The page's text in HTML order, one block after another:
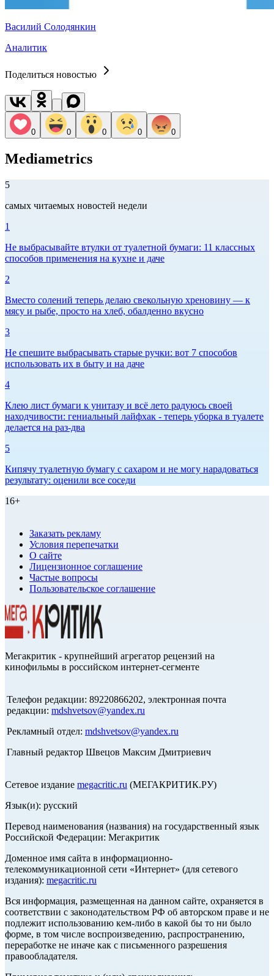
Василий Солодянкин
Аналитик
Поделиться новостью
0 0 0 0 0
Mediametrics
5
самых читаемых новостей недели
1
Не выбрасывайте втулки от туалетной бумаги: 11 классных
способов применения на кухне и даче
2
Вместо солений теперь делаю свекольную хреновину — к
мясу и рыбе, просто на хлеб, обалденно вкусно
3
Не спешите выбрасывать старые ручки: вот 7 способов
использовать их в быту и на даче
4
Клею лист бумаги к унитазу и всё лето радуюсь своей
находчивости: гениальный лайфхак - теперь уборка в туалете
делается на раз-два
5
Кипячу туалетную бумагу с сахаром и не могу нарадоваться
результату: оценили все соседи
16+
Заказать рекламу
Условия перепечатки
О сайте
Лицензионное соглашение
Частые вопросы
Пользовательское соглашение
Мегакритик - крупнейший агрегатор рецензий на
кинофильмы в российском интернет-сегменте
Телефон редакции: 89220866202, электронная почта
редакции: mdshvetsov@yandex.ru
Рекламный отдел: mdshvetsov@yandex.ru
Главный редактор Швецов Максим Дмитриевич
Сетевое издание megacritic.ru (МЕГАКРИТИК.РУ)
Язык(и): русский
Перевод наименования (названия) на государственный язык
Российской Федерации: Мегакритик
Доменное имя сайта в информационно-
телекоммуникационной сети «Интернет» (для сетевого
издания): megacritic.ru
Вся информация, размещенная на данном сайте, охраняется в
соответствии с законодательством РФ об авторском праве и не
подлежит использованию кем-либо в какой бы то ни было
форме, в том числе воспроизведению, распространению,
переработке не иначе как с письменного разрешения
правообладателя.